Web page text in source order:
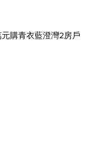
購青衣藍澄灣2房戶